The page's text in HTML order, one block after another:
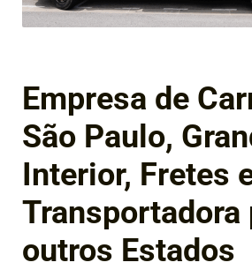
Empresa de
São Paulo,
Interior, Fretes
Transportadora
outros Estados